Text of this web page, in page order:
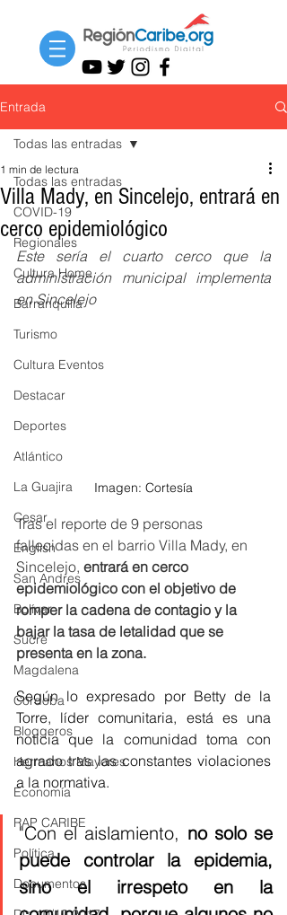
Entrada
Todas las entradas
COVID-19
Regionales
Cultura Home
Barranquilla
Turismo
Cultura Eventos
Destacar
Deportes
Atlántico
La Guajira
Cesar
English
San Andres
Bolívar
Sucre
Magdalena
Córdoba
Bloggeros
Hermanos Mayores
Economía
RAP CARIBE
Política
Documentos
Todas las entradas
Villa Mady, en Sincelejo, entrará en
cerco epidemiológico
1 min de lectura
Este sería el cuarto cerco que la
administración municipal implementa
en Sincelejo
Imagen: Cortesía
Tras el reporte de 9 personas
fallecidas en el barrio Villa Mady, en
Sincelejo, entrará en cerco
epidemiológico con el objetivo de
romper la cadena de contagio y la
bajar la tasa de letalidad que se
presenta en la zona.
Según lo expresado por Betty de la
Torre, líder comunitaria, está es una
noticia que la comunidad toma con
agrado tras las constantes violaciones
a la normativa.
"Con el aislamiento, no solo se
puede controlar la epidemia,
sino el irrespeto en la